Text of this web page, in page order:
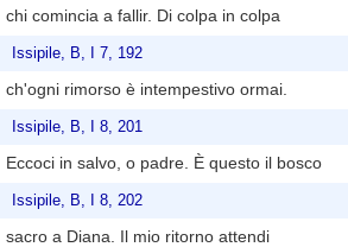
chi comincia a fallir. Di colpa in colpa
Issipile, B, I 7, 192
ch'ogni rimorso è intempestivo ormai.
Issipile, B, I 8, 201
Eccoci in salvo, o padre. È questo il bosco
Issipile, B, I 8, 202
sacro a Diana. Il mio ritorno attendi